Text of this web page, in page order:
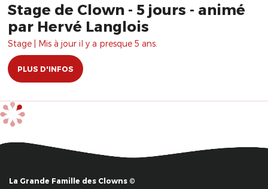
Stage de Clown - 5 jours - animé
par Hervé Langlois
Stage | Mis à jour il y a presque 5 ans.
PLUS D'INFOS
La Grande Famille des Clowns ©